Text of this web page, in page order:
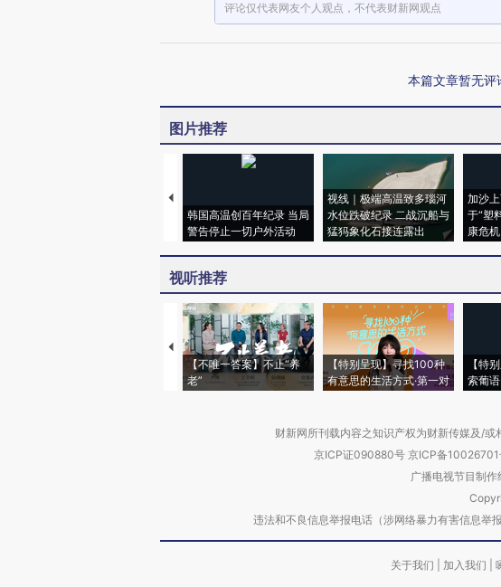
评论仅代表网友个人观点，不代表财新网观点
本篇文章暂无评
图片推荐
韩国高温创百年纪录 当局
警告停止一切户外活动
视线｜极端高温致多瑙河
水位跌破纪录 二战沉船与
猛犸象化石接连露出
加沙
于“塑
康危机
视听推荐
【不唯一答案】不止“养
老”
【特别呈现】寻找100种
有意思的生活方式·第一对
【特
索葡
财新网所刊载内容之知识产权为财新传媒及/或
京ICP证090880号 京ICP备
广播电视节目制
违法和不良信息举报电话（涉网络暴力有害信息
关于我们 加入我们